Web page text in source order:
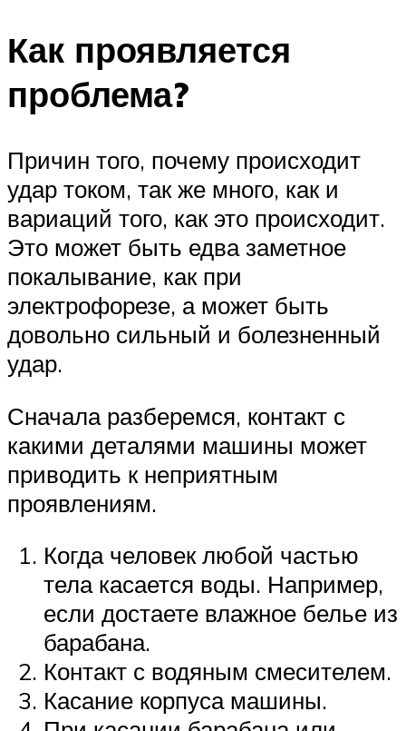
Как проявляется
проблема?
Причин того, почему происходит
удар током, так же много, как и
вариаций того, как это происходит.
Это может быть едва заметное
покалывание, как при
электрофорезе, а может быть
довольно сильный и болезненный
удар.
Сначала разберемся, контакт с
какими деталями машины может
приводить к неприятным
проявлениям.
Когда человек любой частью
тела касается воды. Например,
если достаете влажное белье из
барабана.
Контакт с водяным смесителем.
Касание корпуса машины.